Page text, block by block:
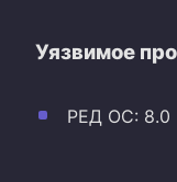
Уязвимое
РЕД ОС: 8.0